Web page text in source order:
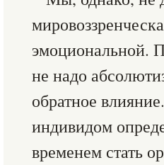
эмоциональной.
не надо
обратное
индивидом
временем стать